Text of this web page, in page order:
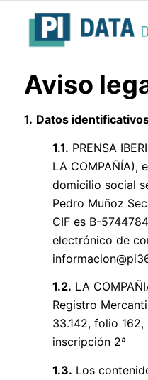
Aviso
1. Datos
1.1. PRENSA
LA COMPAÑÍA),
domicilio social
Pedro Muñoz
CIF es B-
electrónico de
1.2. LA
Registro
33.142, folio
inscripción 2ª
1.3. Los